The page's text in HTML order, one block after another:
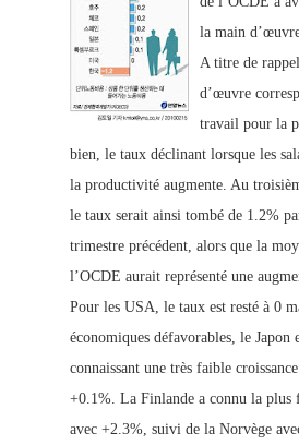
la main
A titre de
d’œuvre
travail pour la
bien, le taux déclinant lorsque les
la productivité augmente. Au
le taux serait ainsi tombé de 1.2%
trimestre précédent, alors que la
l’OCDE aurait représenté une
Pour les USA, le taux est resté à 0
économiques défavorables, le
connaissant une très faible
+0.1%. La Finlande a connu la plus
avec +2.3%, suivi de la Norvège